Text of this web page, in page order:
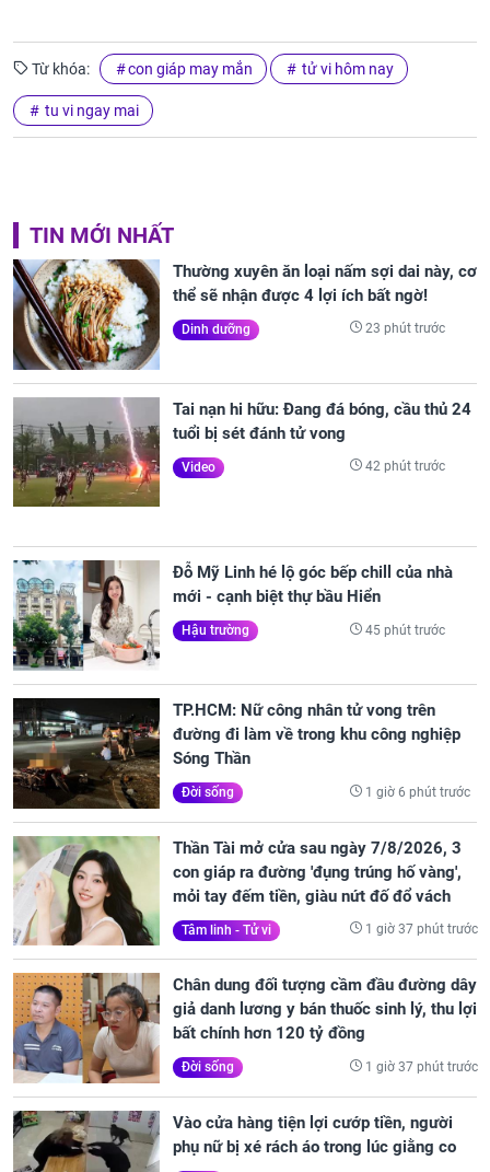
Từ khóa: con giáp may mắn tử vi hôm nay
tu vi ngay mai
TIN MỚI NHẤT
Thường xuyên ăn loại nấm sợi dai này, cơ
thể sẽ nhận được 4 lợi ích bất ngờ!
Dinh dưỡng 23 phút trước
Tai nạn hi hữu: Đang đá bóng, cầu thủ 24
tuổi bị sét đánh tử vong
Video 42 phút trước
Đỗ Mỹ Linh hé lộ góc bếp chill của nhà
mới - cạnh biệt thự bầu Hiển
Hậu trường 45 phút trước
TP.HCM: Nữ công nhân tử vong trên
đường đi làm về trong khu công nghiệp
Sóng Thần
Đời sống 1 giờ 6 phút trước
Thần Tài mở cửa sau ngày 7/8/2026, 3
con giáp ra đường 'đụng trúng hố vàng',
mỏi tay đếm tiền, giàu nứt đố đổ vách
Tâm linh - Tử vi 1 giờ 37 phút trước
Chân dung đối tượng cầm đầu đường dây
giả danh lương y bán thuốc sinh lý, thu lợi
bất chính hơn 120 tỷ đồng
Đời sống 1 giờ 37 phút trước
Vào cửa hàng tiện lợi cướp tiền, người
phụ nữ bị xé rách áo trong lúc giằng co